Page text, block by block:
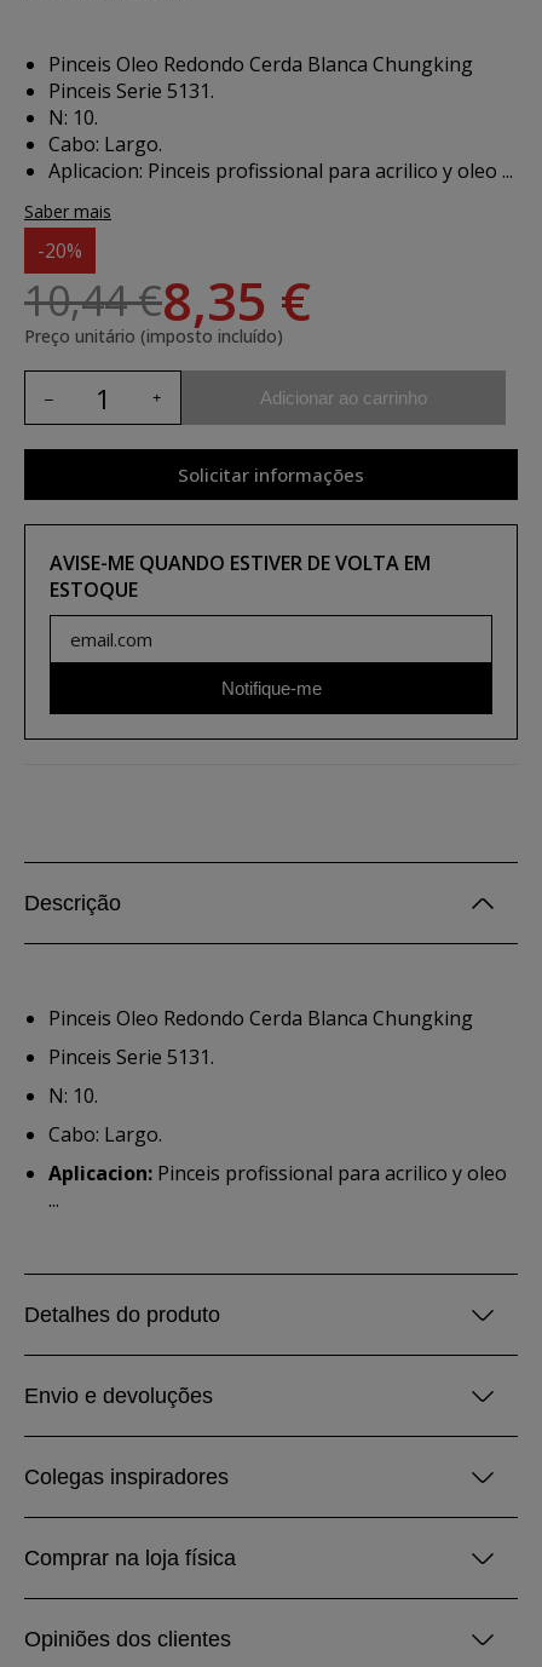
Pinceis Oleo Redondo Cerda Blanca Chungking
Pinceis Serie 5131.
N: 10.
Cabo: Largo.
Aplicacion: Pinceis profissional para acrilico y oleo ...
Saber mais
-20%
10,44 €8,35 €
Preço unitário (imposto incluído)
Adicionar ao carrinho
Solicitar informações
AVISE-ME QUANDO ESTIVER DE VOLTA EM
ESTOQUE
Notifique-me
Descrição
Pinceis Oleo Redondo Cerda Blanca Chungking
Pinceis Serie 5131.
N: 10.
Cabo: Largo.
Aplicacion: Pinceis profissional para acrilico y oleo
...
Detalhes do produto
Envio e devoluções
Colegas inspiradores
Comprar na loja física
Opiniões dos clientes